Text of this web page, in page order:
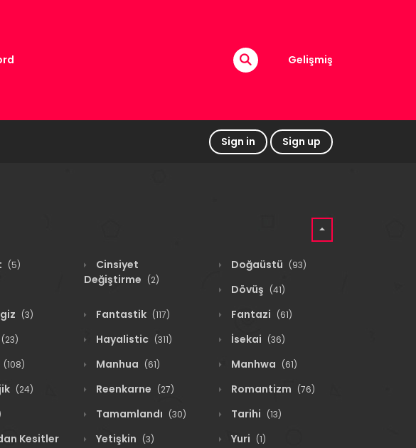
Gelişmiş
Sign in Sign up
(5)
Cinsiyet
Değiştirme (2)
Doğaüstü (93)
Dövüş (41)
(3) Fantastik (117) Fantazi (61)
(23) Hayalistic (311) İsekai (36)
(108) Manhua (61) Manhwa (61)
(24) Reenkarne (27) Romantizm (76)
Tamamlandı (30) Tarihi (13)
Kesitler Yetişkin (3) Yuri (1)